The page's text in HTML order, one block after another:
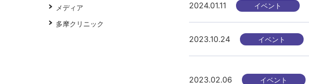
2024.01.11 イベント
2023.10.24 イベント
2023.02.06 イベント
メディア
多摩クリニック